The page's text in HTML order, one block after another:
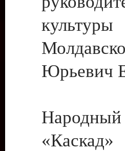
Юрьевич